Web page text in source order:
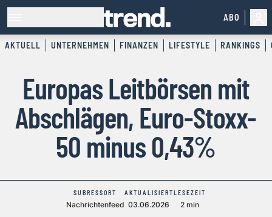
ABO
AKTUELL UNTERNEHMEN FINANZEN LIFESTYLE RANKINGS
Europas Leitbörsen mit
Abschlägen, Euro-Stoxx-
50 minus 0,43%
SUBRESSORT
Nachrichtenfeed
AKTUALISIERT
03.06.2026
LESEZEIT
2 min